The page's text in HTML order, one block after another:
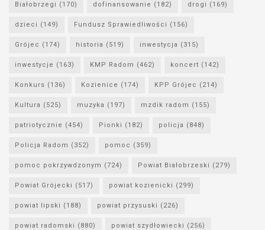
Białobrzegi (170) dofinansowanie (182) drogi (169)
dzieci (149) Fundusz Sprawiedliwości (156)
Grójec (174) historia (519) inwestycja (315)
inwestycje (163) KMP Radom (462) koncert (142)
Konkurs (136) Kozienice (174) KPP Grójec (214)
Kultura (525) muzyka (197) mzdik radom (155)
patriotycznie (454) Pionki (182) policja (848)
Policja Radom (352) pomoc (359)
pomoc pokrzywdzonym (724) Powiat Białobrzeski (279)
Powiat Grójecki (517) powiat kozienicki (299)
powiat lipski (188) powiat przysuski (226)
powiat radomski (880) powiat szydłowiecki (256)